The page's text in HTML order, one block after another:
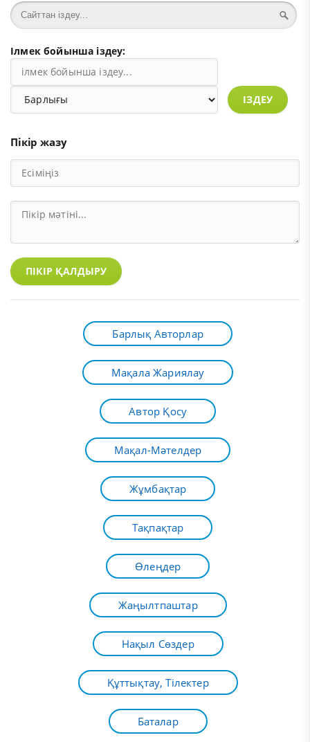
Ілмек бойынша іздеу:
ІЗДЕУ
Пікір жазу
ПІКІР ҚАЛДЫРУ
Барлық Авторлар
Мақала Жариялау
Автор Қосу
Мақал-Мәтелдер
Жұмбақтар
Тақпақтар
Өлеңдер
Жаңылтпаштар
Нақыл Сөздер
Құттықтау, Тілектер
Баталар